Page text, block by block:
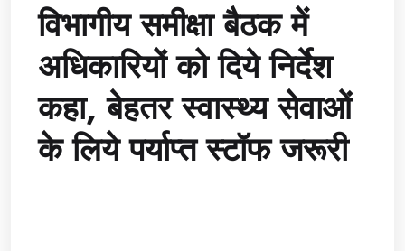
विभागीय समीक्षा बैठक में
अधिकारियों को दिये निर्देश
कहा, बेहतर स्वास्थ्य सेवाओं
के लिये पर्याप्त स्टॉफ जरूरी